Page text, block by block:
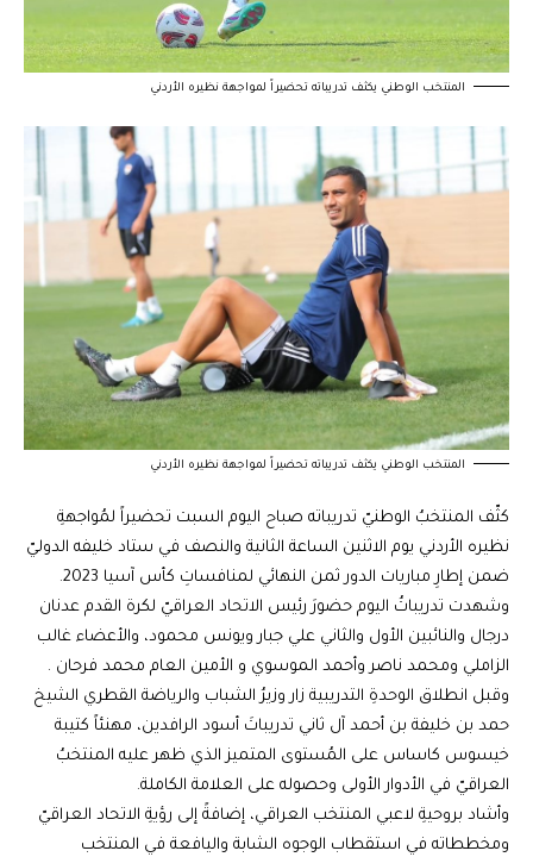
المنتخب الوطني يكثف تدريباته تحضيراً لمواجهة نظيره الأردني
المنتخب الوطني يكثف تدريباته تحضيراً لمواجهة نظيره الأردني
كثّف المنتخبُ الوطنيّ تدريباته صباح اليوم السبت تحضيراً لمُواجهةِ
نظيره الأردني يوم الاثنين الساعة الثانية والنصف في ستاد خليفه الدوليّ
ضمن إطارِ مباريات الدور ثمن النهائي لمنافساتِ كأس آسيا 2023.
وشهدت تدريباتُ اليوم حضورَ رئيس الاتحاد العراقيّ لكرة القدم عدنان
درجال والنائبين الأول والثاني علي جبار ويونس محمود، والأعضاء غالب
الزاملي ومحمد ناصر وأحمد الموسوي و الأمين العام محمد فرحان .
وقبل انطلاق الوحدةِ التدريبية زار وزيرُ الشباب والرياضة القطري الشيخ
حمد بن خليفة بن أحمد آل ثاني تدريباتَ أسود الرافدين، مهنئاً كتيبة
خيسوس كاساس على المُستوى المتميز الذي ظهر عليه المنتخبُ
العراقيّ في الأدوار الأولى وحصوله على العلامة الكاملة.
وأشاد بروحيةِ لاعبي المنتخب العراقي، إضافةً إلى رؤيةِ الاتحاد العراقيّ
ومخططاته في استقطاب الوجوه الشابة واليافعة في المنتخب